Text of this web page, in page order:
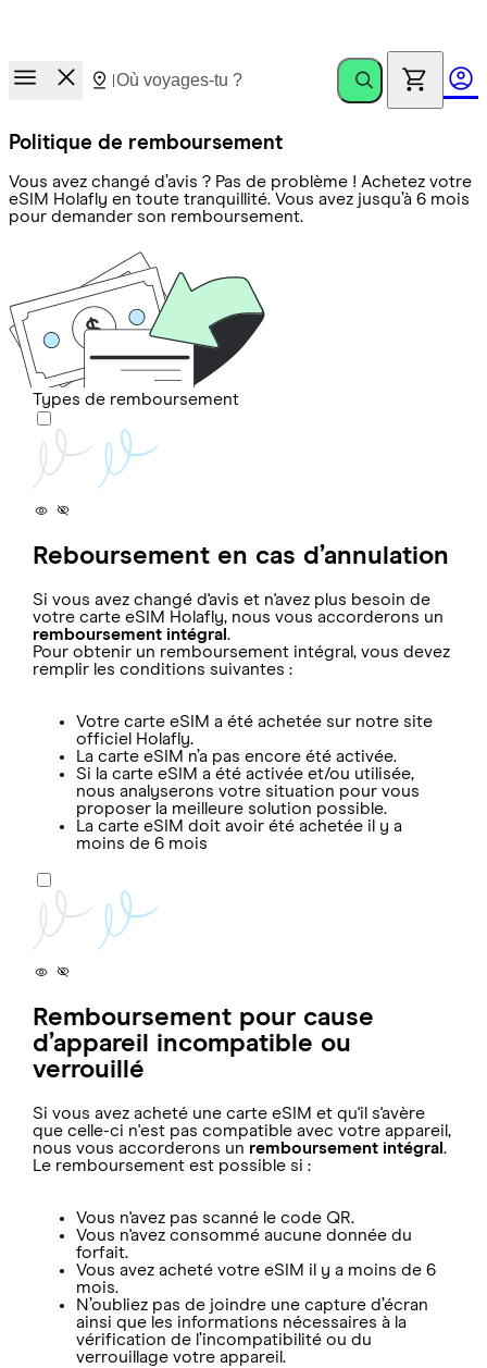
Invite des amis. Gagne jusqu’à €100
Politique de remboursement
Vous avez changé d’avis ? Pas de problème ! Achetez votre
eSIM Holafly en toute tranquillité. Vous avez jusqu’à 6 mois
pour demander son remboursement.
Types de remboursement
Reboursement en cas d’annulation
Si vous avez changé d'avis et n'avez plus besoin de
votre carte eSIM Holafly, nous vous accorderons un
remboursement intégral .
Pour obtenir un remboursement intégral, vous devez
remplir les conditions suivantes :
Votre carte eSIM a été achetée sur notre site
officiel Holafly.
La carte eSIM n’a pas encore été activée.
Si la carte eSIM a été activée et/ou utilisée,
nous analyserons votre situation pour vous
proposer la meilleure solution possible.
La carte eSIM doit avoir été achetée il y a
moins de 6 mois
Remboursement pour cause
d’appareil incompatible ou
verrouillé
Si vous avez acheté une carte eSIM et qu'il s'avère
que celle-ci n'est pas compatible avec votre appareil,
nous vous accorderons un remboursement intégral .
Le remboursement est possible si :
Vous n'avez pas scanné le code QR.
Vous n'avez consommé aucune donnée du
forfait.
Vous avez acheté votre eSIM il y a moins de 6
mois.
N’oubliez pas de joindre une capture d’écran
ainsi que les informations nécessaires à la
vérification de l’incompatibilité ou du
verrouillage votre appareil.